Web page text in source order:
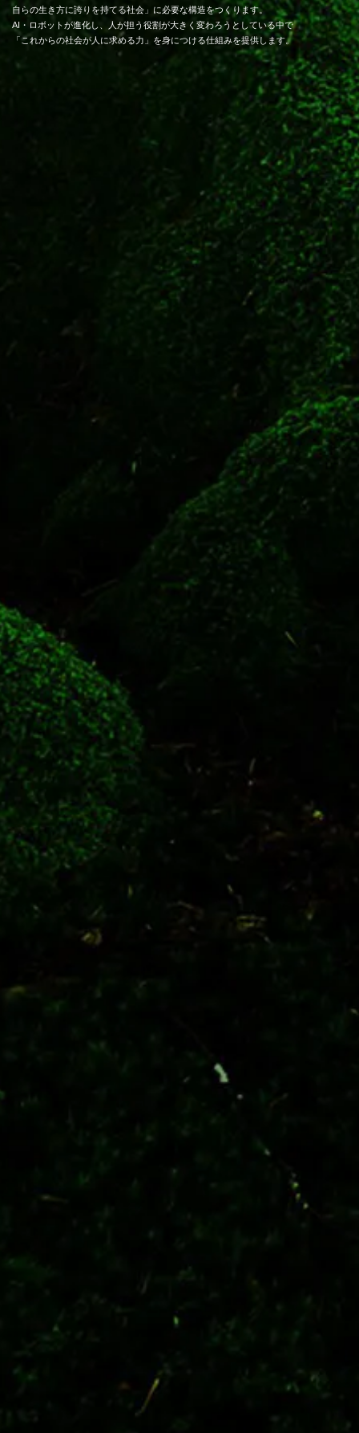
自らの生き方に誇りを持てる社会」に必要な構造をつくります。
AI・ロボットが進化し、人が担う役割が大きく変わろうとしている中で
「これからの社会が人に求める力」を身につける仕組みを提供します。